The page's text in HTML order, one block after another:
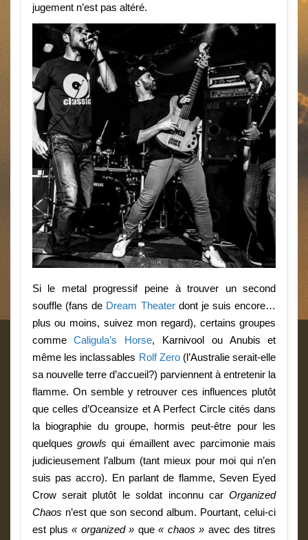
jugement n’est pas altéré.
Si le metal progressif peine à trouver un second
souffle (fans de Dream Theaterdont je suis encore…
plus ou moins, suivez mon regard), certains groupes
commeCaligula’s Horse, Karnivool ou Anubis et
même les inclassables Rolf Zero(l’Australie serait-elle
sa nouvelle terre d’accueil?) parviennent à entretenir la
flamme. On semble y retrouver ces influences plutôt
que celles d’Oceansize et A Perfect Circle cités dans
la biographie du groupe, hormis peut-être pour les
quelquesgrowls qui émaillent avec parcimonie mais
judicieusement l’album (tant mieux pour moi qui n’en
suis pas accro). En parlant de flamme, Seven Eyed
Crow serait plutôt le soldat inconnu carOrganized
Chaos n’est que son second album. Pourtant, celui-ci
est plus« organized » que« chaos » avec des titres